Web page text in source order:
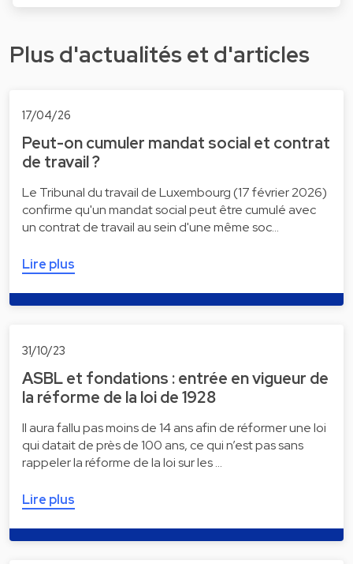
Plus d'actualités et d'articles
17/04/26
Peut-on cumuler mandat social et contrat
de travail ?
Le Tribunal du travail de Luxembourg (17 février 2026)
confirme qu'un mandat social peut être cumulé avec
un contrat de travail au sein d'une même soc…
Lire plus
31/10/23
ASBL et fondations : entrée en vigueur de
la réforme de la loi de 1928
Il aura fallu pas moins de 14 ans afin de réformer une loi
qui datait de près de 100 ans, ce qui n’est pas sans
rappeler la réforme de la loi sur les …
Lire plus